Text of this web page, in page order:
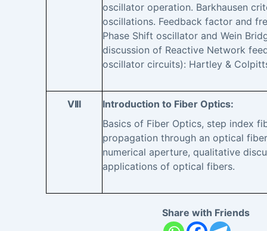
oscillator operation. Barkhausen
oscillations. Feedback factor and
Phase Shift oscillator and Wein
discussion of Reactive Network
oscillator circuits): Hartley &
VIII
Introduction to Fiber Optics:
Basics of Fiber Optics, step index
propagation through an optical
numerical aperture, qualitative
applications of optical fibers.
Share with Friends